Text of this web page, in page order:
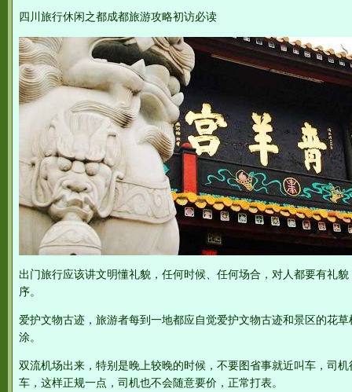
四川旅行休闲之都成都旅游攻略初访必读
出门旅行应该讲文明懂礼貌，任何时候、任何场合，对人都要有礼
序。
爱护文物古迹，旅游者每到一地都应自觉爱护文物古迹和景区的花
涂。
双流机场出来，特别是晚上较晚的时候，不要图省事就近叫车，司
车，这样正规一点，司机也不会随意要价，正常打表。